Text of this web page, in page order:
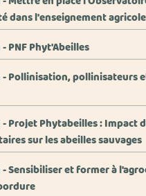
dans l'enseignement agricole
PNF Phyt'Abeilles
Pollinisation, pollinisateurs
Projet Phytabeilles : Impact
sur les abeilles sauvages
Sensibiliser et former à